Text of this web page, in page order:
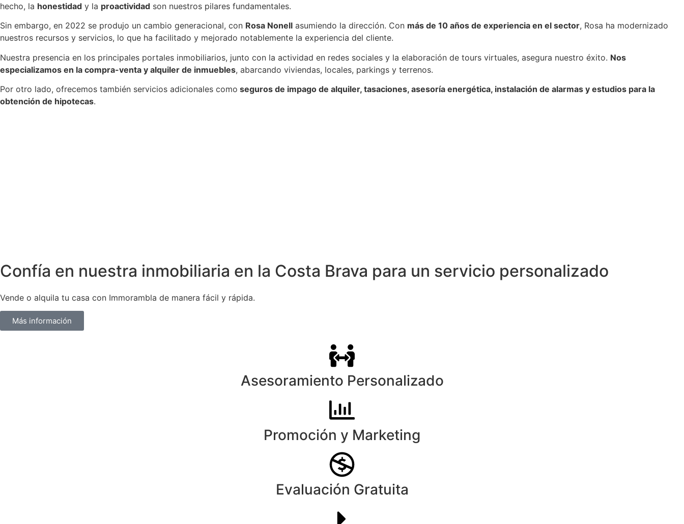
hecho, la honestidad y la proactividad son nuestros pilares fundamentales.
Sin embargo, en 2022 se produjo un cambio generacional, con Rosa Nonell asumiendo la dirección. Con más de 10 años de experiencia en el sector, Rosa ha modernizado
nuestros recursos y servicios, lo que ha facilitado y mejorado notablemente la experiencia del cliente.
Nuestra presencia en los principales portales inmobiliarios, junto con la actividad en redes sociales y la elaboración de tours virtuales, asegura nuestro éxito. Nos
especializamos en la compra-venta y alquiler de inmuebles, abarcando viviendas, locales, parkings y terrenos.
Por otro lado, ofrecemos también servicios adicionales como seguros de impago de alquiler, tasaciones, asesoría energética, instalación de alarmas y estudios para la
obtención de hipotecas.
Confía en nuestra inmobiliaria en la Costa Brava para un servicio personalizado
Vende o alquila tu casa con Immorambla de manera fácil y rápida.
Más información
Asesoramiento Personalizado
Promoción y Marketing
Evaluación Gratuita